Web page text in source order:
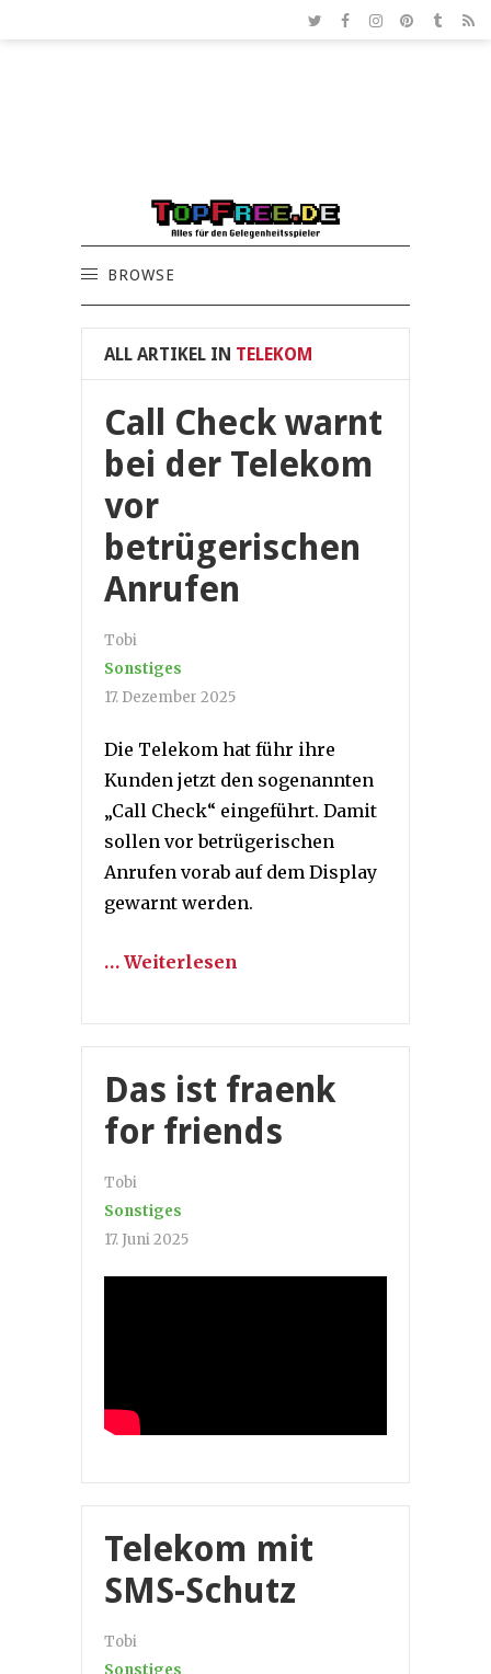
BROWSE
ALL ARTIKEL IN TELEKOM
Call Check warnt
bei der Telekom
vor
betrügerischen
Anrufen
Tobi
Sonstiges
17. Dezember 2025
Die Telekom hat führ ihre
Kunden jetzt den sogenannten
„Call Check“ eingeführt. Damit
sollen vor betrügerischen
Anrufen vorab auf dem Display
gewarnt werden.
… Weiterlesen
Das ist fraenk
for friends
Tobi
Sonstiges
17. Juni 2025
Telekom mit
SMS-Schutz
Tobi
Sonstiges